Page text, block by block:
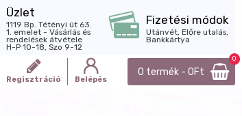
Üzlet
1119 Bp. Tétényi út 63.
1. emelet - Vásárlás és
rendelések átvétele
H-P 10-18, Szo 9-12
Fizetési módok
Utánvét, Előre utalás,
Bankkártya
Regisztráció Belépés
0 termék - 0Ft
0